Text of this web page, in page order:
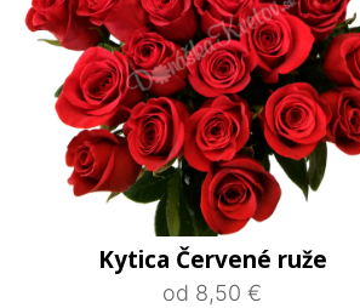
Kytica Červené ruže
od 8,50 €